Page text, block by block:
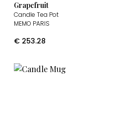
Grapefruit
Candle Tea Pot
MEMO PARIS
€ 253.28